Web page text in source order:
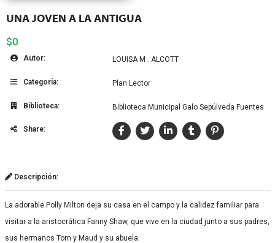
UNA JOVEN A LA ANTIGUA
$0
Autor: LOUISA M . ALCOTT
Categoría: Plan Lector
Biblioteca: Biblioteca Municipal Galo Sepúlveda Fuentes
Share:
Descripción:
La adorable Polly Milton deja su casa en el campo y la calidez familiar para
visitar a la aristocrática Fanny Shaw, que vive en la ciudad junto a sus padres,
sus hermanos Tom y Maud y su abuela.